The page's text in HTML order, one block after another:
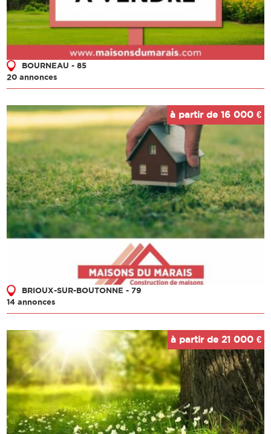
BOURNEAU - 85
20 annonces
BRIOUX-SUR-BOUTONNE - 79
14 annonces
à partir de 16 000 €
à partir de 21 000 €